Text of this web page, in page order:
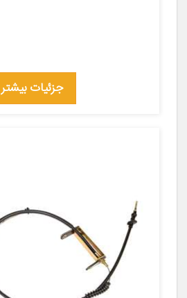
جزئیات بیشتر